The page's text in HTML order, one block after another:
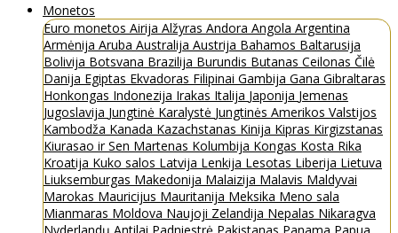
Monetos
Euro monetos Airija Alžyras Andora Angola Argentina
Armėnija Aruba Australija Austrija Bahamos Baltarusija
Bolivija Botsvana Brazilija Burundis Butanas Ceilonas Čilė
Danija Egiptas Ekvadoras Filipinai Gambija Gana Gibraltaras
Honkongas Indonezija Irakas Italija Japonija Jemenas
Jugoslavija Jungtinė Karalystė Jungtinės Amerikos Valstijos
Kambodža Kanada Kazachstanas Kinija Kipras Kirgizstanas
Kiurasao ir Sen Martenas Kolumbija Kongas Kosta Rika
Kroatija Kuko salos Latvija Lenkija Lesotas Liberija Lietuva
Liuksemburgas Makedonija Malaizija Malavis Maldyvai
Marokas Mauricijus Mauritanija Meksika Meno sala
Mianmaras Moldova Naujoji Zelandija Nepalas Nikaragva
Nyderlandų Antilai Padniestrė Pakistanas Panama Papua